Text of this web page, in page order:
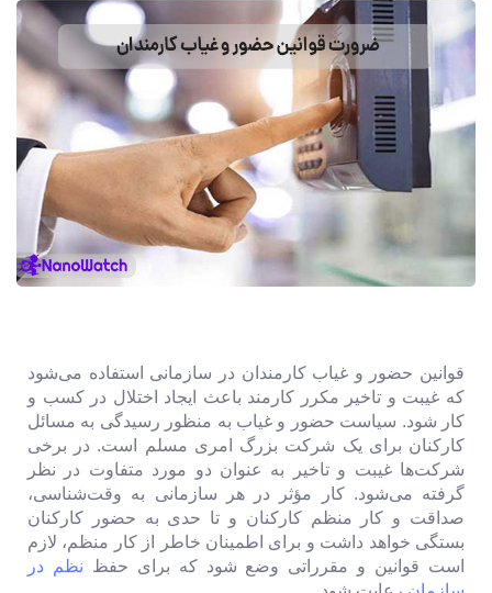
قوانین حضور و غیاب کارمندان در سازمانی استفاده می‌شود
که غیبت و تاخیر مکرر کارمند باعث ایجاد اختلال در کسب و
کار شود. سیاست حضور و غیاب به منظور رسیدگی به مسائل
کارکنان برای یک شرکت بزرگ امری مسلم است. در برخی
شرکت‌ها غیبت و تاخیر به عنوان دو مورد متفاوت در نظر
گرفته می‌شود. کار مؤثر در هر سازمانی به وقت‌شناسی،
صداقت و کار منظم کارکنان و تا حدی به حضور کارکنان
بستگی خواهد داشت و برای اطمینان خاطر از کار منظم، لازم
است قوانین و مقرراتی وضع شود که برای حفظ نظم در